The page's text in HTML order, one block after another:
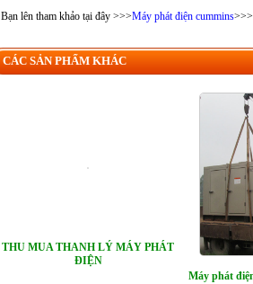
Bạn lên tham khảo tại đây >>>Máy phát điện cummins>>>
CÁC SẢN PHẨM KHÁC
THU MUA THANH LÝ MÁY PHÁT
ĐIỆN
Máy phát